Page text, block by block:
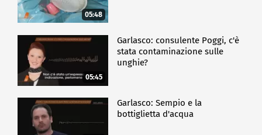
05:48
05:45
Garlasco: consulente Poggi, c'è
stata contaminazione sulle
unghie?
Garlasco: Sempio e la
bottiglietta d'acqua